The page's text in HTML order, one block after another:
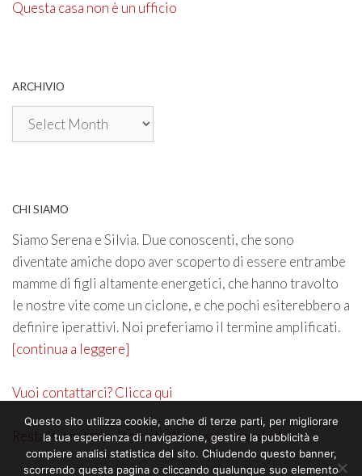
Questa casa non è un ufficio
ARCHIVIO
Archivio
CHI SIAMO
Siamo Serena e Silvia. Due conoscenti, che sono
diventate amiche dopo aver scoperto di essere entrambe
mamme di figli altamente energetici, che hanno travolto
le nostre vite come un ciclone, e che pochi esiterebbero a
definire iperattivi. Noi preferiamo il termine amplificati.
[continua a leggere]
Vuoi contattarci? Clicca qui
Resta in contatto. Iscriviti alla nostra newsletter
Questo sito utilizza cookie, anche di terze parti, per migliorare
la tua esperienza di navigazione, gestire la pubblicità e
compiere analisi statistica del sito. Chiudendo questo banner,
scorrendo questa pagina o cliccando qualunque suo elemento